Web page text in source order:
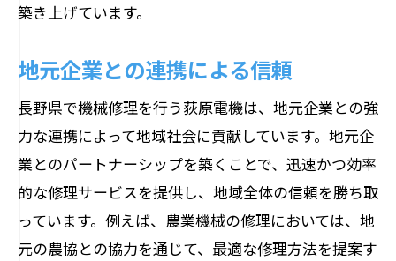
築き上げています。
地元企業との連携による信頼
長野県で機械修理を行う荻原電機は、地元企業との強
力な連携によって地域社会に貢献しています。地元企
業とのパートナーシップを築くことで、迅速かつ効率
的な修理サービスを提供し、地域全体の信頼を勝ち取
っています。例えば、農業機械の修理においては、地
元の農協との協力を通じて、最適な修理方法を提案す